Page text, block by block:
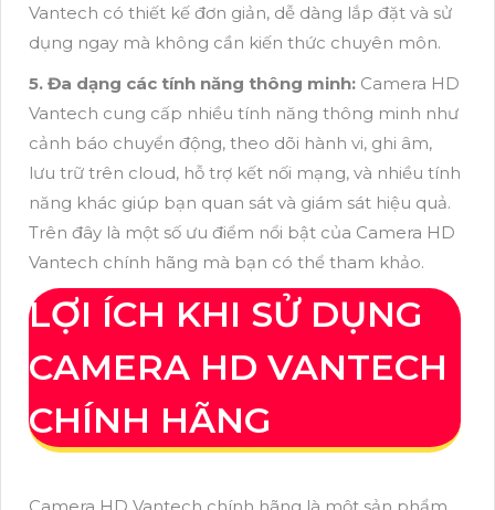
Vantech có thiết kế đơn giản, dễ dàng lắp đặt và sử
dụng ngay mà không cần kiến thức chuyên môn.
5. Đa dạng các tính năng thông minh: Camera HD
Vantech cung cấp nhiều tính năng thông minh như
cảnh báo chuyển động, theo dõi hành vi, ghi âm,
lưu trữ trên cloud, hỗ trợ kết nối mạng, và nhiều tính
năng khác giúp bạn quan sát và giám sát hiệu quả.
Trên đây là một số ưu điểm nổi bật của Camera HD
Vantech chính hãng mà bạn có thể tham khảo.
LỢI ÍCH KHI SỬ DỤNG
CAMERA HD VANTECH
CHÍNH HÃNG